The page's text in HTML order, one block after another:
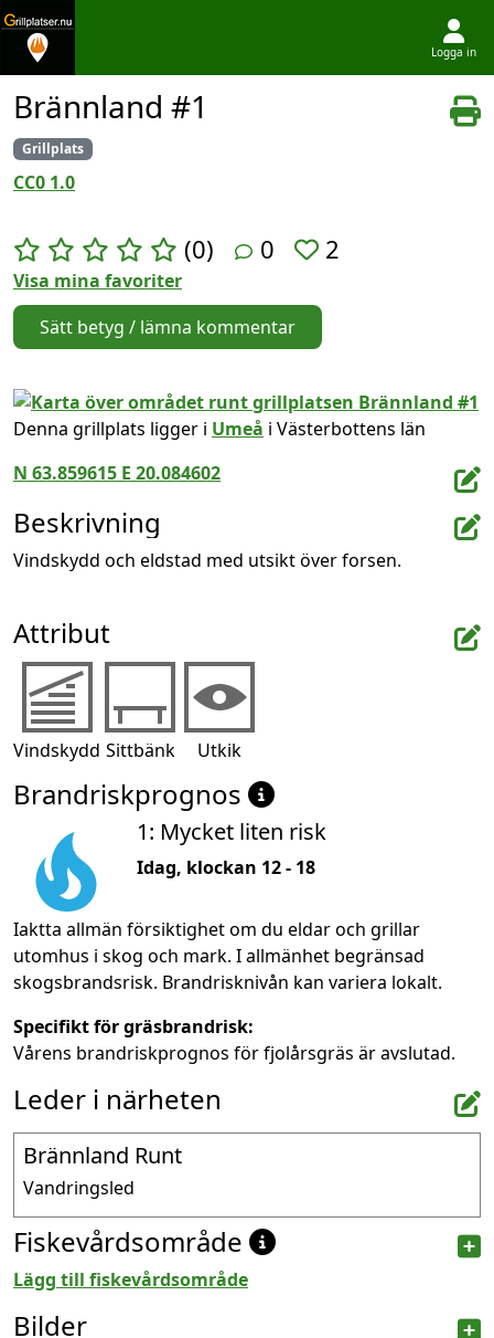
Logga in
Brännland #1
Grillplats
CC0 1.0
(0) 0 2
Visa mina favoriter
Sätt betyg / lämna kommentar
Denna grillplats ligger i Umeå i Västerbottens län
N 63.859615 E 20.084602
Beskrivning
Vindskydd och eldstad med utsikt över forsen.
Attribut
Vindskydd Sittbänk Utkik
Brandriskprognos
1: Mycket liten risk
Idag, klockan 12 - 18
Iaktta allmän försiktighet om du eldar och grillar
utomhus i skog och mark. I allmänhet begränsad
skogsbrandsrisk. Brandrisknivån kan variera lokalt.
Specifikt för gräsbrandrisk:
Vårens brandriskprognos för fjolårsgräs är avslutad.
Leder i närheten
Brännland Runt
Vandringsled
Fiskevårdsområde
Lägg till fiskevårdsområde
Bilder